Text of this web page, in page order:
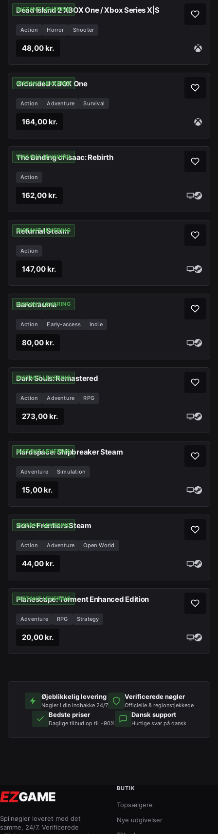
INSTANT LEVERING
Dead Island 2 XBOX One / Xbox Series X|S
Action Horror Shooter
48,00 kr.
INSTANT LEVERING
Grounded XBOX One
Action Adventure Survival
164,00 kr.
INSTANT LEVERING
The Binding of Isaac: Rebirth
Action
162,00 kr.
INSTANT LEVERING
Returnal Steam
Action
147,00 kr.
INSTANT LEVERING
Barotrauma
Action Early-access Indie
80,00 kr.
INSTANT LEVERING
Dark Souls: Remastered
Action Adventure RPG
273,00 kr.
INSTANT LEVERING
Hardspace: Shipbreaker Steam
Adventure Simulation
15,00 kr.
INSTANT LEVERING
Sonic Frontiers Steam
Action Adventure Open World
44,00 kr.
INSTANT LEVERING
Planescape: Torment Enhanced Edition
Adventure RPG Strategy
20,00 kr.
Øjeblikkelig levering
Nøgler i din indbakke 24/7
Verificerede nøgler
Officielle & regionstjekkede
Bedste priser
Daglige tilbud op til −90%
Dansk support
Hurtige svar på dansk
EZGAME
Spilnøgler leveret med det
samme, 24/7. Verificerede
BUTIK
Topsælgere
Nye udgivelser